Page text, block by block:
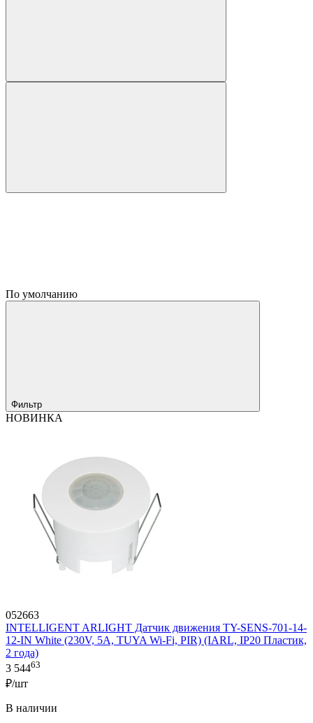
По умолчанию
Фильтр
НОВИНКА
052663
INTELLIGENT ARLIGHT Датчик движения TY-SENS-701-14-
12-IN White (230V, 5A, TUYA Wi-Fi, PIR) (IARL, IP20 Пластик,
2 года)
3 54463
₽/шт
В наличии